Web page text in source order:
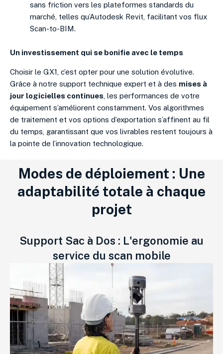
sans friction vers les plateformes standards du
marché, telles qu’Autodesk Revit, facilitant vos flux
Scan-to-BIM.
Un investissement qui se bonifie avec le temps
Choisir le GX1, c’est opter pour une solution évolutive.
Grâce à notre support technique expert et à des mises à
jour logicielles continues , les performances de votre
équipement s’améliorent constamment. Vos algorithmes
de traitement et vos options d’exportation s’affinent au fil
du temps, garantissant que vos livrables restent toujours à
la pointe de l’innovation technologique.
Modes de déploiement : Une
adaptabilité totale à chaque
projet
Support Sac à Dos : L'ergonomie au
service du scan mobile